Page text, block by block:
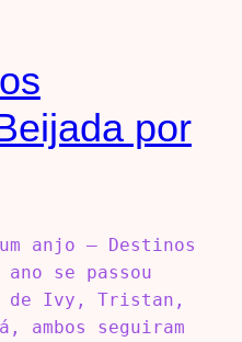
por
anjo – Destinos
ano se passou
de Ivy, Tristan,
ambos seguiram